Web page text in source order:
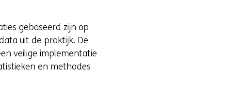
gebaseerd zijn op
uit de praktijk. De
veilige implementatie
en methodes